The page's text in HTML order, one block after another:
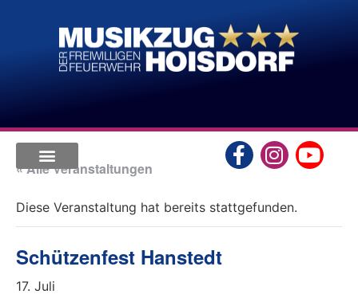
« Alle Veranstaltungen
Diese Veranstaltung hat bereits stattgefunden.
Schützenfest Hanstedt
17. Juli